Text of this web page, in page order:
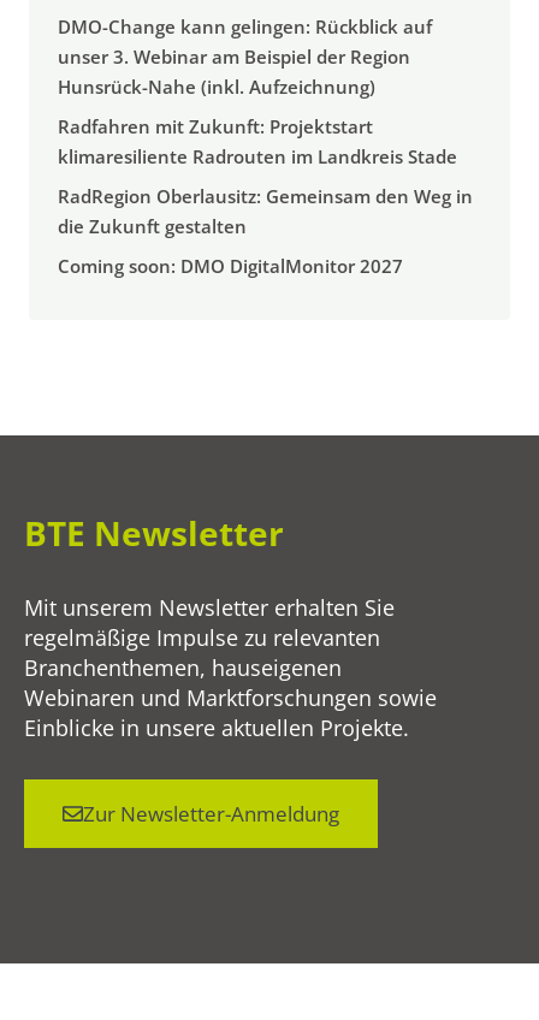
DMO-Change kann gelingen: Rückblick auf
unser 3. Webinar am Beispiel der Region
Hunsrück-Nahe (inkl. Aufzeichnung)
Radfahren mit Zukunft: Projektstart
klimaresiliente Radrouten im Landkreis Stade
RadRegion Oberlausitz: Gemeinsam den Weg in
die Zukunft gestalten
Coming soon: DMO DigitalMonitor 2027
BTE Newsletter
Mit unserem Newsletter erhalten Sie
regelmäßige Impulse zu relevanten
Branchenthemen, hauseigenen
Webinaren und Marktforschungen sowie
Einblicke in unsere aktuellen Projekte.
Zur Newsletter-Anmeldung